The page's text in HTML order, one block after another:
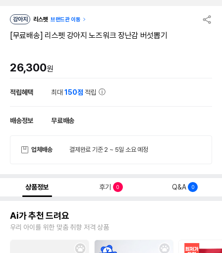
강아지 리스펫 브랜드관 이동
[무료배송] 리스펫 강아지 노즈워크 장난감 버섯뽑기
26,300원
적립혜택 최대150점 적립
배송정보 무료배송
업체배송 결제완료 기준 2 ~ 5일 소요 예정
상품정보 후기 0 Q&A 0
Ai가 추천 드려요
우리 아이를 위한 맞춤 취향 저격 상품